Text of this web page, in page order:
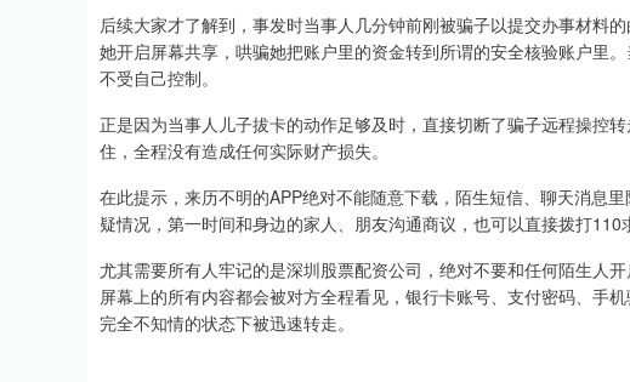
后续大家才了解到，事发时当事人几分钟前刚被骗子以提交办事材料
她开启屏幕共享，哄骗她把账户里的资金转到所谓的安全核验账户里
不受自己控制。
正是因为当事人儿子拔卡的动作足够及时，直接切断了骗子远程操控
住，全程没有造成任何实际财产损失。
在此提示，来历不明的APP绝对不能随意下载，陌生短信、聊天消息
疑情况，第一时间和身边的家人、朋友沟通商议，也可以直接拨打110
尤其需要所有人牢记的是深圳股票配资公司，绝对不要和任何陌生人
屏幕上的所有内容都会被对方全程看见，银行卡账号、支付密码、手
完全不知情的状态下被迅速转走。